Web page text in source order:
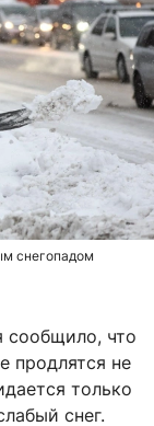
снегопадом
сообщило, что
продлятся не
только
снег.